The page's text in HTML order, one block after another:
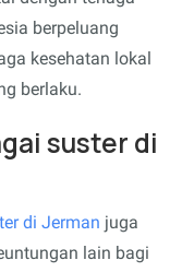
berpeluang
kesehatan lokal
berlaku.
suster di
di Jerman juga
lain bagi